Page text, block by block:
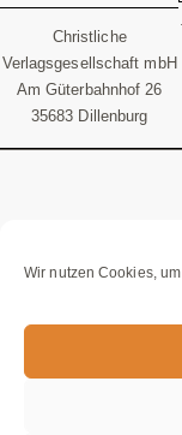
Wir nutzen Cookies,
Christliche
Verlagsgesellschaft mbH
Am Güterbahnhof 26
35683 Dillenburg